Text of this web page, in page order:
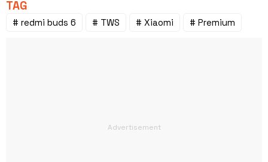
TAG
# redmi buds 6 # TWS # Xiaomi # Premium